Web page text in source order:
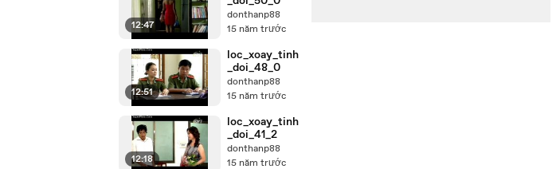
12:47
donthanp88
15 năm trước
12:51
loc_xoay_tinh
_doi_48_0
donthanp88
15 năm trước
12:18
loc_xoay_tinh
_doi_41_2
donthanp88
15 năm trước